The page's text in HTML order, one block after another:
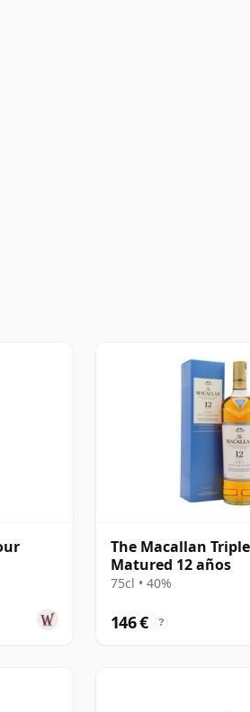
The Macallan
Matured 12 años
75cl • 40%
146 € ?